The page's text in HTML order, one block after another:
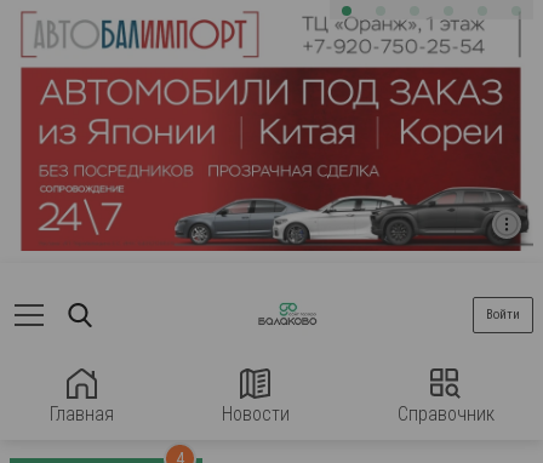
Главная Новости Справочник
Войти